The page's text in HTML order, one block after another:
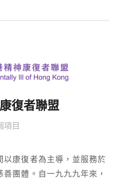
復者聯盟
項目
康復者為主導，並服務於
團體。自一九九九年來，